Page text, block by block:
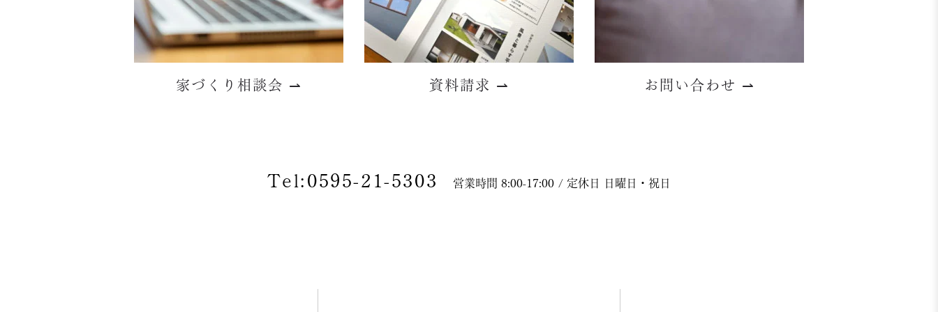
家づくり相談会 ⇀ 資料請求 ⇀ お問い合わせ ⇀
Tel:0595-21-5303 営業時間 8:00-17:00 / 定休日 日曜日・祝日